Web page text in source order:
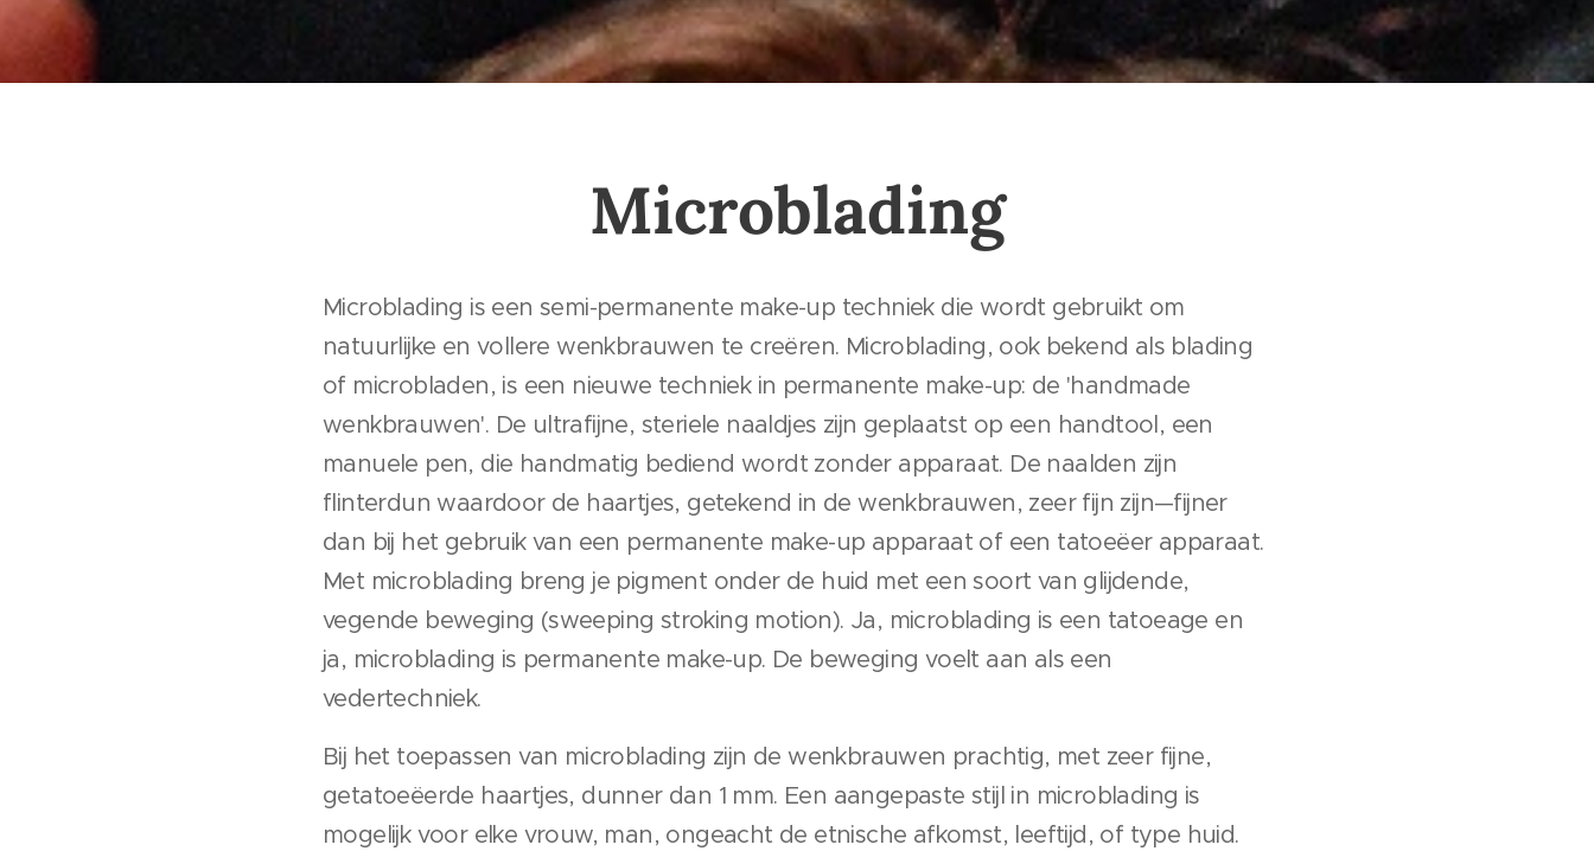
Microblading
Microblading is een semi-permanente make-up techniek die wordt gebruikt om
natuurlijke en vollere wenkbrauwen te creëren. Microblading, ook bekend als blading
of microbladen, is een nieuwe techniek in permanente make-up: de 'handmade
wenkbrauwen'. De ultrafijne, steriele naaldjes zijn geplaatst op een handtool, een
manuele pen, die handmatig bediend wordt zonder apparaat. De naalden zijn
flinterdun waardoor de haartjes, getekend in de wenkbrauwen, zeer fijn zijn—fijner
dan bij het gebruik van een permanente make-up apparaat of een tatoeëer apparaat.
Met microblading breng je pigment onder de huid met een soort van glijdende,
vegende beweging (sweeping stroking motion). Ja, microblading is een tatoeage en
ja, microblading is permanente make-up. De beweging voelt aan als een
vedertechniek.
Bij het toepassen van microblading zijn de wenkbrauwen prachtig, met zeer fijne,
getatoeëerde haartjes, dunner dan 1 mm. Een aangepaste stijl in microblading is
mogelijk voor elke vrouw, man, ongeacht de etnische afkomst, leeftijd, of type huid.